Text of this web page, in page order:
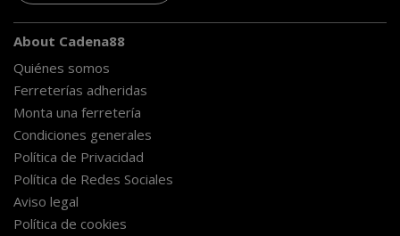
About Cadena88
Quiénes somos
Ferreterías adheridas
Monta una ferretería
Condiciones generales
Política de Privacidad
Política de Redes Sociales
Aviso legal
Política de cookies